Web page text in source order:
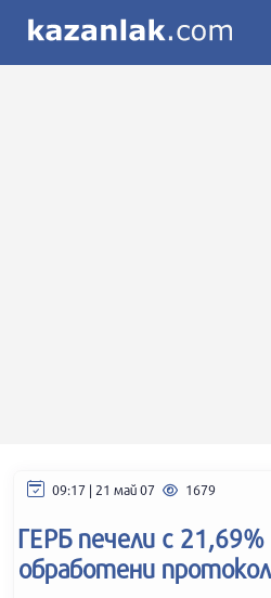
09:17 | 21 май 07 1679
ГЕРБ печели с
обработени